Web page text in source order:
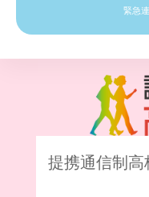
緊急
提携通信制高